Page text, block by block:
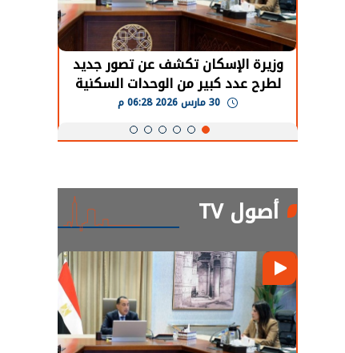
وزيرة الإسكان تكشف عن تصور جديد
لطرح عدد كبير من الوحدات السكنية
بنظام الإيجار
أصول TV